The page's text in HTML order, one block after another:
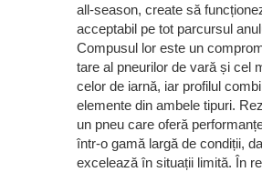
all-season, create să
acceptabil pe tot parcursul
Compusul lor este un
tare al pneurilor de vară și cel
celor de iarnă, iar profilul
elemente din ambele tipuri.
un pneu care oferă
într-o gamă largă de condiții,
excelează în situații limită. În